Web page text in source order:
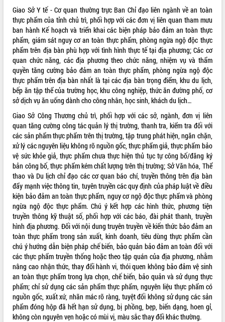
Khám bệnh, cấp phát thuốc miễn phí
và tặng quà người dân xã Cư Pui
Hội nghị UBND tỉnh Đắk Lắk thường kỳ
tháng 7/2026
Lễ truy tặng danh hiệu “Bà Mẹ Việt
Nam Anh hùng” và trao Huân chương
Lao động
UBND tỉnh Đắk Lắk triển khai nhiệm
vụ 6 tháng cuối năm 2026
Kỳ họp thứ Hai, Hội đồng nhân dân
tỉnh khóa XI quyết nghị nhiều nội dung
quan trọng
Bí thư Tỉnh ủy Lương Nguyễn Minh
Triết thăm, tặng quà người có công với
cách mạng
Rà soát, hoàn thiện hệ thống thiết chế
văn hóa, thể thao đáp ứng yêu cầu
phát triển mới
Thường trực HĐND tỉnh Đắk Lắk gặp
mặt Đoàn chuyên gia y tế TP. Hồ Chí
ALBUM ẢNH
LIÊN KẾT WEB
Giao Sở Y tế - Cơ quan thường trực Ban Chỉ đạo liên ngành về an toàn
thực phẩm của tỉnh chủ trì, phối hợp với các đơn vị liên quan tham mưu
ban hành Kế hoạch và triển khai các biện pháp bảo đảm an toàn thực
phẩm, giám sát nguy cơ an toàn thực phẩm, phòng ngừa ngộ độc thực
phẩm trên địa bàn phù hợp với tình hình thực tế tại địa phương; Các cơ
quan chức năng, các địa phương theo chức năng, nhiệm vụ và thẩm
quyền tăng cường bảo đảm an toàn thực phẩm, phòng ngừa ngộ độc
thực phẩm trên địa bàn nhất là tại các địa bàn trọng điểm, khu du lịch,
bếp ăn tập thể của trường học, khu công nghiệp, thức ăn đường phố, cơ
sở dịch vụ ăn uống dành cho công nhân, học sinh, khách du lịch…
Giao Sở Công Thương chủ trì, phối hợp với các sở, ngành, đơn vị liên
quan tăng cường công tác quản lý thị trường, thanh tra, kiểm tra đối với
các sản phẩm thực phẩm trên thị trường, tập trung phát hiện, ngăn chặn,
xử lý các nguyên liệu không rõ nguồn gốc, thực phẩm giả, thực phẩm bảo
vệ sức khỏe giả, thực phẩm chưa thực hiện thủ tục tự công bố/đăng ký
bản công bố, thực phẩm kém chất lượng trên thị trường; Sở Văn hóa, Thể
thao và Du lịch chỉ đạo các cơ quan báo chí, truyền thông trên địa bàn
đẩy mạnh việc thông tin, tuyên truyền các quy định của pháp luật về điều
kiện bảo đảm an toàn thực phẩm, nguy cơ ngộ độc thực phẩm và phòng
ngừa ngộ độc thực phẩm. Chú ý kết hợp các hình thức, phương tiện
truyền thông kỹ thuật số, phối hợp với các báo, đài phát thanh, truyền
hình địa phương. Đối với nội dung truyên truyền về kiến thức bảo đảm an
toàn thực phẩm trong sản xuất, kinh doanh, tiêu dùng thực phẩm cần
chú ý hướng dẫn biện pháp chế biến, bảo quản bảo đảm an toàn đối với
các thực phẩm truyền thống hoặc theo tập quán của địa phương, nhằm
nâng cao nhận thức, thay đổi hành vi, thói quen không bảo đảm vệ sinh
an toàn thực phẩm trong lựa chọn, chế biến, bảo quản và sử dụng thực
phẩm; chỉ sử dụng các sản phẩm thực phẩm, nguyên liệu thực phẩm có
nguồn gốc, xuất xứ, nhãn mác rõ ràng, tuyệt đối không sử dụng các sản
phẩm đóng hộp đã hết hạn sử dụng, bị phồng, bẹp, biến dạng, hoen gỉ,
không còn nguyên vẹn hoặc có mùi vị, màu sắc thay đổi khác thường.